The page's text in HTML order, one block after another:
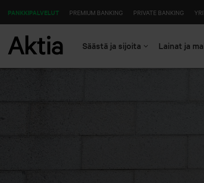
PANKKIPALVELUT PREMIUM BANKING PRIVATE BANKING
Säästä ja sijoita Lainat ja